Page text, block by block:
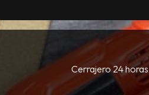
Cerrajero 24 horas